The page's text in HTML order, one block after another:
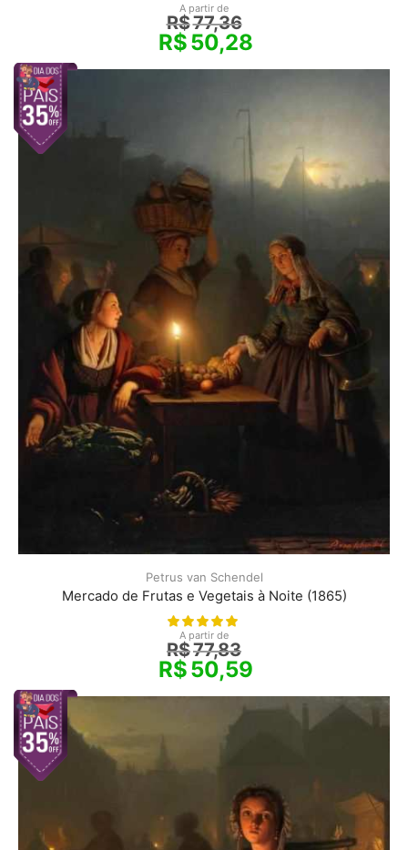
A partir de
R$77,36
R$50,28
Petrus van Schendel
Mercado de Frutas e Vegetais à Noite (1865)
A partir de
R$77,83
R$50,59